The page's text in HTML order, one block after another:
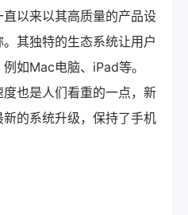
以来以其高质量的产品设
其独特的生态系统让用户
如Mac电脑、iPad等。
也是人们看重的一点，新
的系统升级，保持了手机